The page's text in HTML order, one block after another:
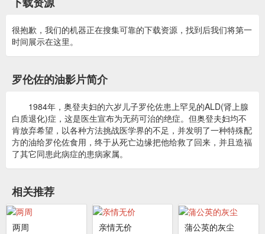
很抱歉，我们的机器正在搜集可靠的下载资源，找到后我们将第一
时间展示在这里。
罗伦佐的油影片简介
1984年，奥登夫妇的六岁儿子罗伦佐患上罕见的ALD(肾上腺
白质退化)症，这是医生宣布为无药可治的绝症。但奥登夫妇均不
肯放弃希望，以各种方法挑战医学界的不足，并发明了一种特殊配
方的油给罗伦佐食用，终于从死亡边缘把他给救了回来，并且造福
了其它同患此病症的患病家属。
相关推荐
两周 亲情无价 蒲公英的灰尘